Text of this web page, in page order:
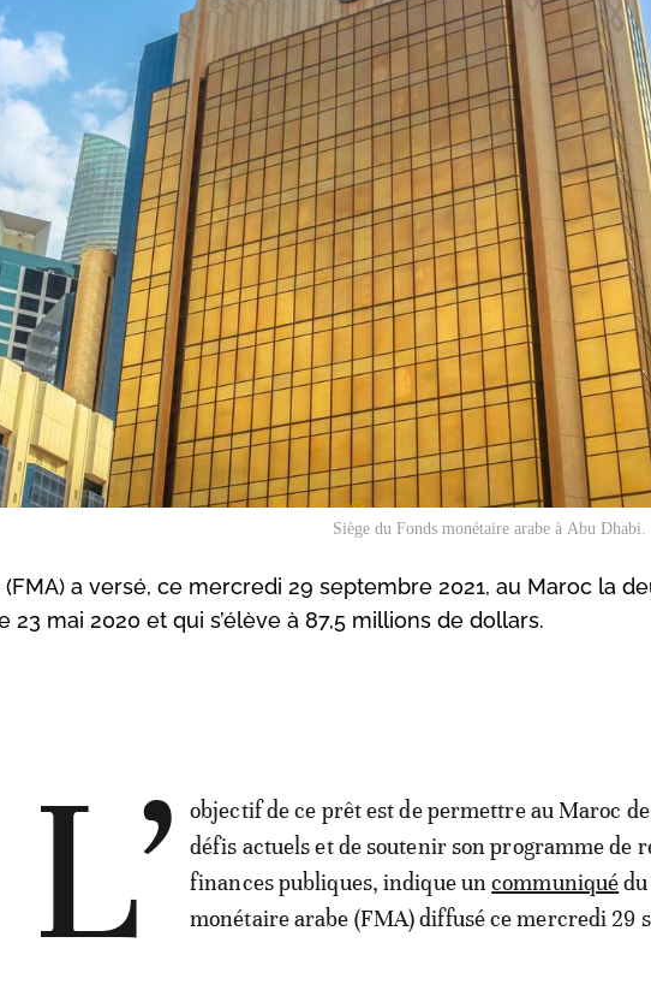
Siège du Fonds monétaire arabe à Abu
a versé, ce mercredi 29 septembre 2021, au Maroc la
23 mai 2020 et qui s’élève à 87,5 millions de dollars.
L’
objectif de ce prêt est de permettre au Maroc
défis actuels et de soutenir son programme de
finances publiques, indique uncommuniqué
monétaire arabe (FMA) diffusé ce mercredi 29